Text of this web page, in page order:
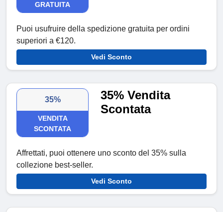
GRATUITA
Puoi usufruire della spedizione gratuita per ordini
superiori a €120.
Vedi Sconto
35%
VENDITA
SCONTATA
35% Vendita
Scontata
Affrettati, puoi ottenere uno sconto del 35% sulla
collezione best-seller.
Vedi Sconto